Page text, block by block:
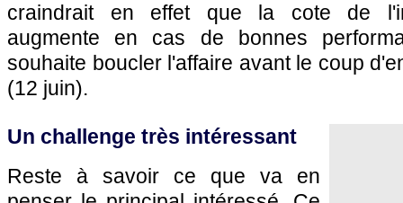
craindrait en effet que la cote de
augmente en cas de bonnes
souhaite boucler l'affaire avant le coup
(12 juin).
Un challenge très intéressant
Reste à savoir ce que va en